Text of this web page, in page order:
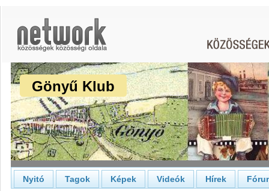
Gönyű Klub
Nyitó Tagok Képek Videók Hírek